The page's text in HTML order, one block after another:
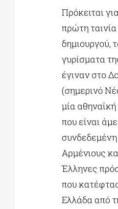
Πρόκειται
πρώτη
δημιουργού,
γυρίσματα
έγιναν στο
(σημερινό
μία αθηναϊκή
που είναι
Αρμένιους
Έλληνες
που
Ελλάδα από